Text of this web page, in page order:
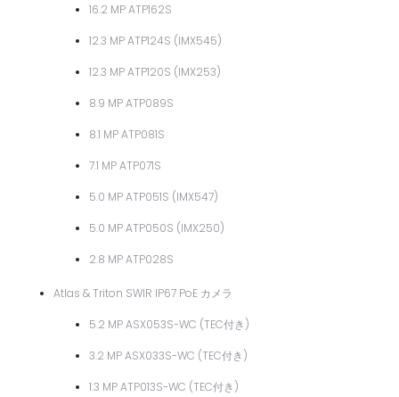
16.2 MP ATP162S
12.3 MP ATP124S (IMX545)
12.3 MP ATP120S (IMX253)
8.9 MP ATP089S
8.1 MP ATP081S
7.1 MP ATP071S
5.0 MP ATP051S (IMX547)
5.0 MP ATP050S (IMX250)
2.8 MP ATP028S
Atlas & Triton SWIR IP67 PoE カメラ
5.2 MP ASX053S-WC (TEC付き)
3.2 MP ASX033S-WC (TEC付き)
1.3 MP ATP013S-WC (TEC付き)